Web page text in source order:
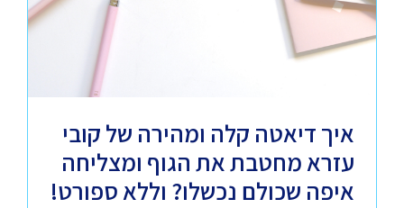
איך דיאטה קלה ומהירה של קובי
עזרא מחטבת את הגוף ומצליחה
איפה שכולם נכשלו? וללא ספורט!